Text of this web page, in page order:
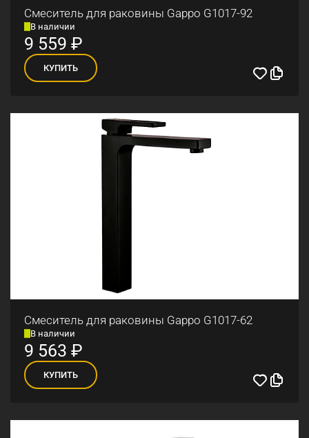
Смеситель для раковины Gappo G1017-92
В наличии
9 559 ₽
КУПИТЬ
Смеситель для раковины Gappo G1017-62
В наличии
9 563 ₽
КУПИТЬ